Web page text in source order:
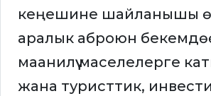
кеңешине шайланышы
аралык аброюн
маанилүү маселелерге
жана туристтик,